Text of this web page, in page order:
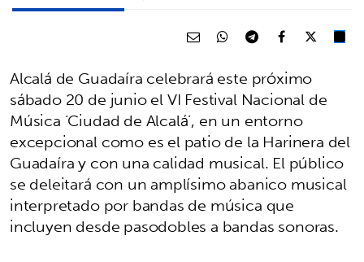
Alcalá de Guadaíra celebrará este próximo
sábado 20 de junio el VI Festival Nacional de
Música ‘Ciudad de Alcalá’, en un entorno
excepcional como es el patio de la Harinera del
Guadaíra y con una calidad musical. El público
se deleitará con un amplísimo abanico musical
interpretado por bandas de música que
incluyen desde pasodobles a bandas sonoras.